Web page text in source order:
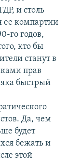
и столь
ее компартии
го годов,
кто бы
станут в
прав
быстрый
Да, чем
будет
бежать и
этой